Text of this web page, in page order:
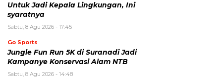
Untuk Jadi Kepala Lingkungan, Ini
syaratnya
Sabtu, 8 Agu 2026 - 17:45
Go Sports
Jungle Fun Run 5K di Suranadi Jadi
Kampanye Konservasi Alam NTB
Sabtu, 8 Agu 2026 - 14:48